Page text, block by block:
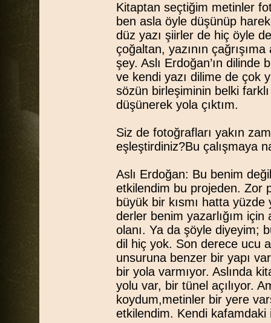
Kitaptan seçtiğim metinler
ben asla öyle düşünüp
düz yazı şiirler de hiç öyle
çoğaltan, yazının
şey. Aslı Erdoğan’ın
ve kendi yazı dilime de çok
sözün birleşiminin belki
düşünerek yola çıktım.
Siz de fotoğrafları yakın
eşleştirdiniz?Bu çalışmaya
Aslı Erdoğan: Bu benim
etkilendim bu projeden. Zor
büyük bir kısmı hatta
derler benim yazarlığım
olanı. Ya da şöyle diyeyim;
dil hiç yok. Son derece ucu
unsuruna benzer bir yapı
bir yola varmıyor. Aslında
yolu var, bir tünel açılıyor.
koydum,metinler bir yere
etkilendim. Kendi